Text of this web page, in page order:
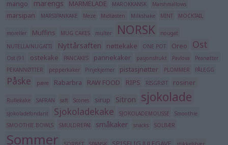
mango marengs MARMELADE MAROKKANSK Marshmallows
marsipan MARSIPANKAKE Meze Midtøsten Milkshake MINT MOCKTAIL
moreller Muffins MUG CAKES multer NORSK
nougat
NUTELLA/NUGATTI
Nyttårsaften nøttekake ONE POT Oreo Ost
Ost (91 ostekake PANCAKES pannekaker pasjonsfrukt Pavlova
Peanøtter
PEKANNØTTER
pepperkaker Pinjekjerner pistasjnøtter PLOMMER PÅLEGG
Påske pære Rabarbra RAW FOOD RIPS RISGRØT rosiner
Rullekake SAFRAN saft Scones sirup Sitron sjokolade
sjokoladefondant Sjokoladekake SJOKOLADEMOUSSE
Smoothie
SMOOTHIE BOWLS
SMULDREPAI småkaker snacks SOLBÆR
Sommer